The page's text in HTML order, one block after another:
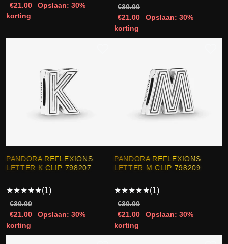
€21.00
Opslaan: 30%
korting
€30.00
€21.00
Opslaan: 30%
korting
PANDORA REFLEXIONS
LETTER K CLIP 798207
★★★★★(1)
€30.00
€21.00
Opslaan: 30%
korting
PANDORA REFLEXIONS
LETTER M CLIP 798209
★★★★★(1)
€30.00
€21.00
Opslaan: 30%
korting